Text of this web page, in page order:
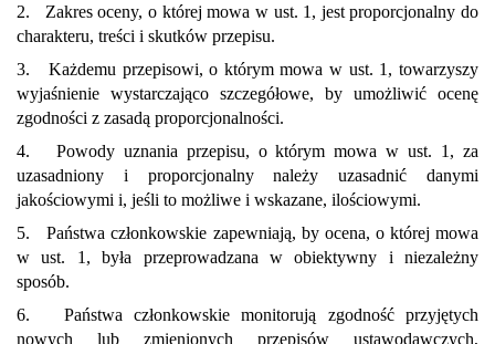
2. Zakres oceny, o której mowa w ust. 1, jest proporcjonalny do
charakteru, treści i skutków przepisu.
3. Każdemu przepisowi, o którym mowa w ust. 1, towarzyszy
wyjaśnienie wystarczająco szczegółowe, by umożliwić ocenę
zgodności z zasadą proporcjonalności.
4. Powody uznania przepisu, o którym mowa w ust. 1, za
uzasadniony i proporcjonalny należy uzasadnić danymi
jakościowymi i, jeśli to możliwe i wskazane, ilościowymi.
5. Państwa członkowskie zapewniają, by ocena, o której mowa
w ust. 1, była przeprowadzana w obiektywny i niezależny
sposób.
6. Państwa członkowskie monitorują zgodność przyjętych
nowych lub zmienionych przepisów ustawodawczych,